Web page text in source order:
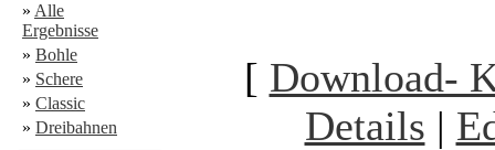
» Alle
Ergebnisse
» Bohle
» Schere
» Classic
» Dreibahnen
[ Download-
Details |